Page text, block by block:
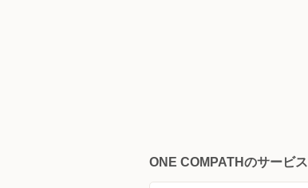
ONE COMPATHのサービス